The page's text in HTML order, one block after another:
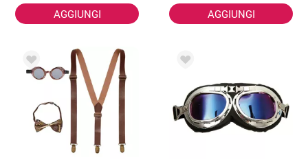
AGGIUNGI AGGIUNGI